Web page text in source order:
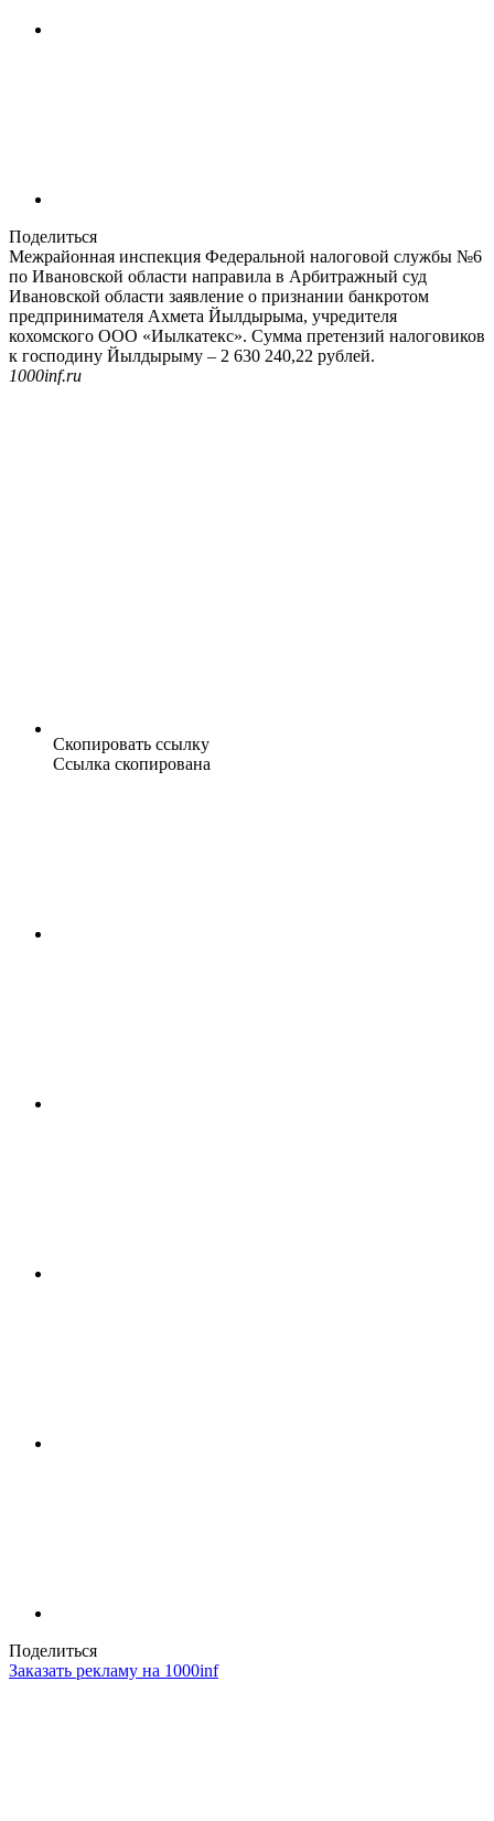
Поделиться
Межрайонная инспекция Федеральной налоговой службы №6
по Ивановской области направила в Арбитражный суд
Ивановской области заявление о признании банкротом
предпринимателя Ахмета Йылдырыма, учредителя
кохомского ООО «Иылкатекс». Сумма претензий налоговиков
к господину Йылдырыму – 2 630 240,22 рублей.
1000inf.ru
Скопировать ссылку
Ссылка скопирована
Поделиться
Заказать рекламу на 1000inf